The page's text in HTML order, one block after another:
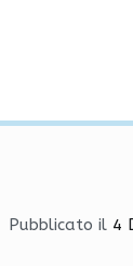
Pubblicato il 4